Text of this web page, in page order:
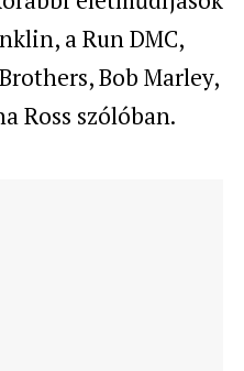
a Run DMC,
Bob Marley,
Ross szólóban.